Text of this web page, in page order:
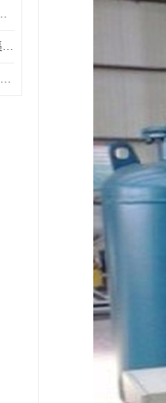
式容积式换热器
乌鲁木齐 DN800分汽缸 分集水器
石家庄销售 全自动软化水处理器